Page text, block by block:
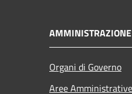
AMMINISTRAZIONE
Organi di Governo
Aree Amministrative